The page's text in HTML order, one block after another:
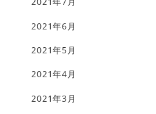
2021年6月
2021年5月
2021年4月
2021年3月